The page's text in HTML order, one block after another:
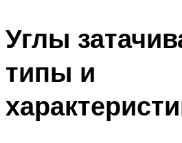
Углы
типы и